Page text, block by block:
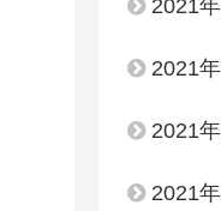
2021
2021
2021
2021